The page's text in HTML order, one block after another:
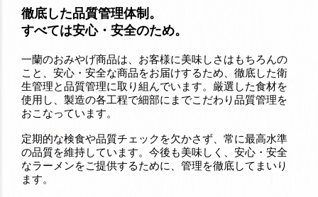
徹底した品質管理体制。
すべては安心・安全のため。
一蘭のおみやげ商品は、お客様に美味しさはもちろんの
こと、安心・安全な商品をお届けするため、徹底した衛
生管理と品質管理に取り組んでいます。厳選した食材を
使用し、製造の各工程で細部にまでこだわり品質管理を
おこなっています。
定期的な検食や品質チェックを欠かさず、常に最高水準
の品質を維持しています。今後も美味しく、安心・安全
なラーメンをご提供するために、管理を徹底してまいり
ます。